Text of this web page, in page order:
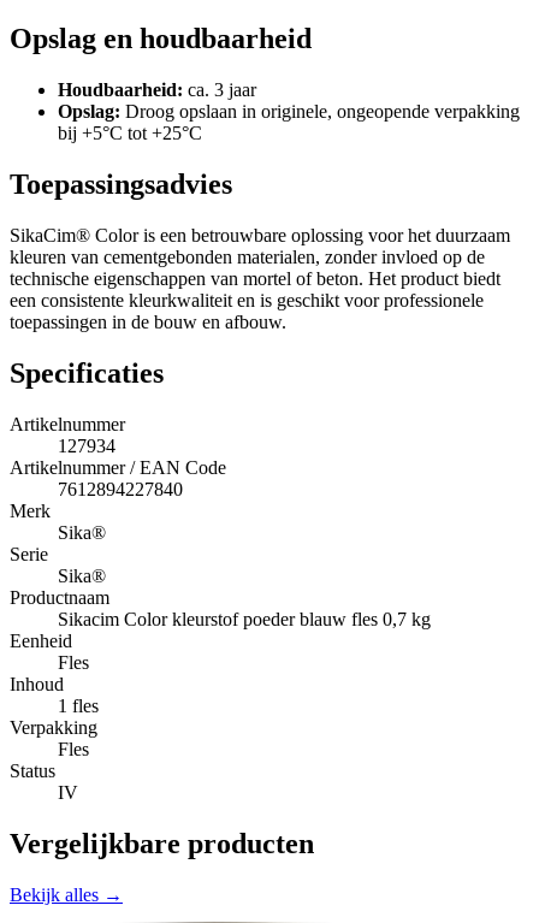
Opslag en houdbaarheid
Houdbaarheid: ca. 3 jaar
Opslag: Droog opslaan in originele, ongeopende verpakking
bij +5°C tot +25°C
Toepassingsadvies
SikaCim® Color is een betrouwbare oplossing voor het duurzaam
kleuren van cementgebonden materialen, zonder invloed op de
technische eigenschappen van mortel of beton. Het product biedt
een consistente kleurkwaliteit en is geschikt voor professionele
toepassingen in de bouw en afbouw.
Specificaties
Artikelnummer
127934
Artikelnummer / EAN Code
7612894227840
Merk
Sika®
Serie
Sika®
Productnaam
Sikacim Color kleurstof poeder blauw fles 0,7 kg
Eenheid
Fles
Inhoud
1 fles
Verpakking
Fles
Status
IV
Vergelijkbare producten
Bekijk alles →